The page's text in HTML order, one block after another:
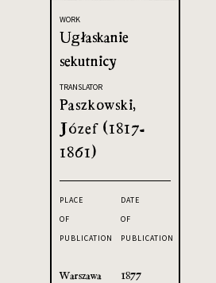
WORK
Ugłaskanie
sekutnicy
TRANSLATOR
Paszkowski,
Józef (1817-
1861)
PLACE
OF
PUBLICATION
Warszawa
DATE
OF
PUBLICATION
1877